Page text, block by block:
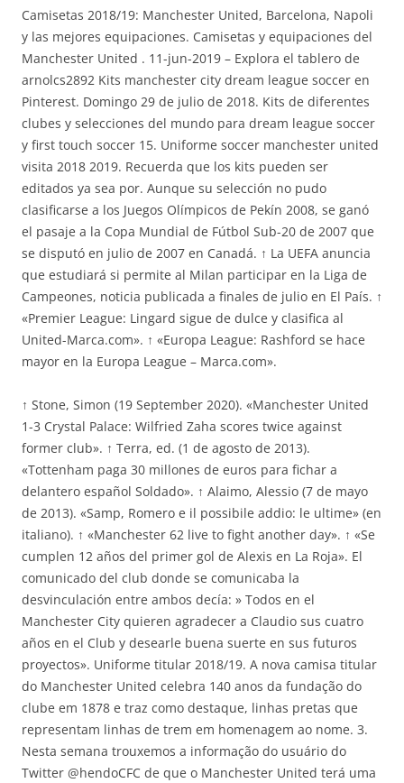
Camisetas 2018/19: Manchester United, Barcelona, Napoli
y las mejores equipaciones. Camisetas y equipaciones del
Manchester United . 11-jun-2019 – Explora el tablero de
arnolcs2892 Kits manchester city dream league soccer en
Pinterest. Domingo 29 de julio de 2018. Kits de diferentes
clubes y selecciones del mundo para dream league soccer
y first touch soccer 15. Uniforme soccer manchester united
visita 2018 2019. Recuerda que los kits pueden ser
editados ya sea por. Aunque su selección no pudo
clasificarse a los Juegos Olímpicos de Pekín 2008, se ganó
el pasaje a la Copa Mundial de Fútbol Sub-20 de 2007 que
se disputó en julio de 2007 en Canadá. ↑ La UEFA anuncia
que estudiará si permite al Milan participar en la Liga de
Campeones, noticia publicada a finales de julio en El País. ↑
«Premier League: Lingard sigue de dulce y clasifica al
United-Marca.com». ↑ «Europa League: Rashford se hace
mayor en la Europa League – Marca.com».
↑ Stone, Simon (19 September 2020). «Manchester United
1-3 Crystal Palace: Wilfried Zaha scores twice against
former club». ↑ Terra, ed. (1 de agosto de 2013).
«Tottenham paga 30 millones de euros para fichar a
delantero español Soldado». ↑ Alaimo, Alessio (7 de mayo
de 2013). «Samp, Romero e il possibile addio: le ultime» (en
italiano). ↑ «Manchester 62 live to fight another day». ↑ «Se
cumplen 12 años del primer gol de Alexis en La Roja». El
comunicado del club donde se comunicaba la
desvinculación entre ambos decía: » Todos en el
Manchester City quieren agradecer a Claudio sus cuatro
años en el Club y desearle buena suerte en sus futuros
proyectos». Uniforme titular 2018/19. A nova camisa titular
do Manchester United celebra 140 anos da fundação do
clube em 1878 e traz como destaque, linhas pretas que
representam linhas de trem em homenagem ao nome. 3.
Nesta semana trouxemos a informação do usuário do
Twitter @hendoCFC de que o Manchester United terá uma